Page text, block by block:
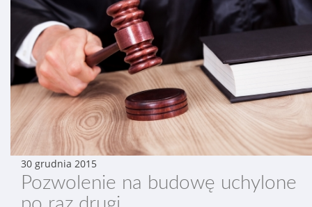
30 grudnia 2015
Pozwolenie na budowę uchylone